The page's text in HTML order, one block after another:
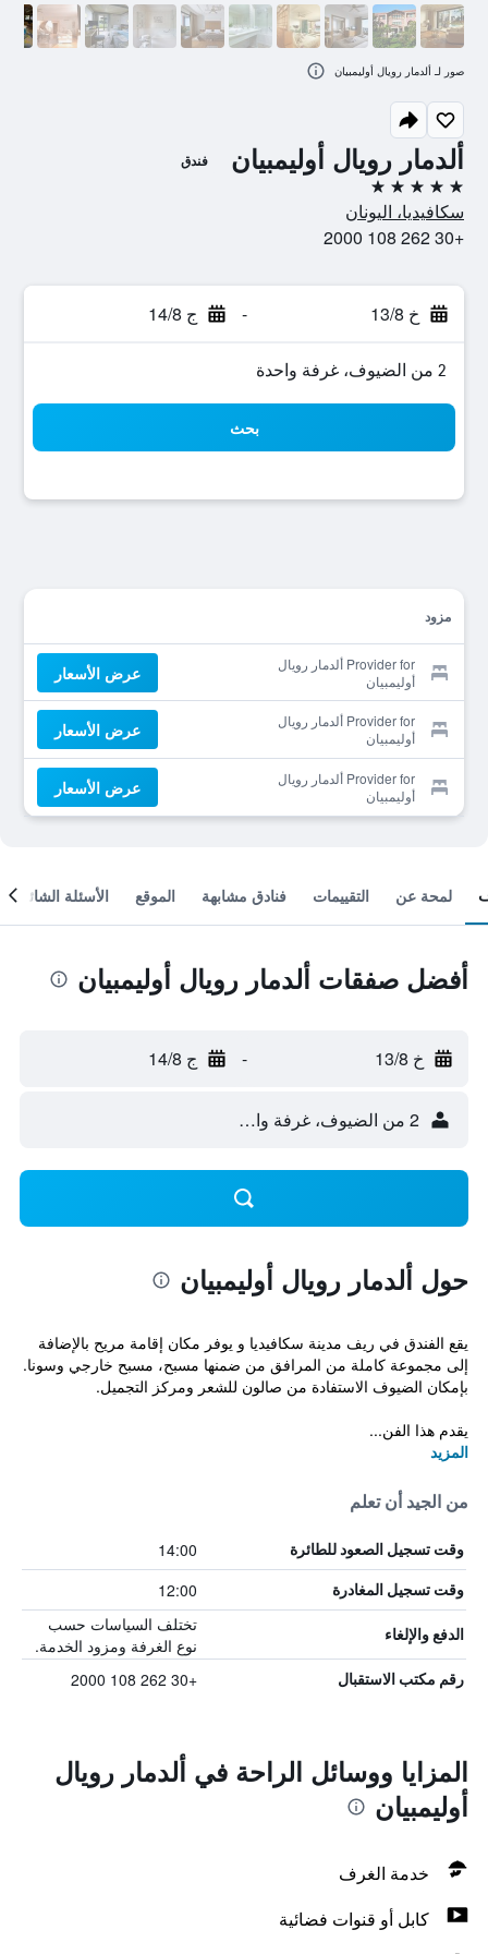
ألدمار رويال أوليمبيان فندق
5 نجوم
سكافيديا، اليونان
+30 262 108 2000
خ 13/8 - ج 14/8
2 من الضيوف، غرفة واحدة
بحث
مزود
Provider for ألدمار رويال
أوليمبيان
عرض الأسعار
Provider for ألدمار رويال
أوليمبيان
عرض الأسعار
Provider for ألدمار رويال
أوليمبيان
عرض الأسعار
صور لـ ألدمار رويال أوليمبيان
لمحة عن التقييمات فنادق مشابهة الموقع الأسئلة الشائعة
أفضل صفقات ألدمار رويال أوليمبيان
خ 13/8 - ج 14/8
2 من الضيوف، غرفة واحدة
حول ألدمار رويال أوليمبيان
يقع الفندق في ريف مدينة سكافيديا و يوفر مكان إقامة مريح بالإضافة
إلى مجموعة كاملة من المرافق من ضمنها مسبح، مسبح خارجي وسونا.
بإمكان الضيوف الاستفادة من صالون للشعر ومركز التجميل.
يقدم هذا الفن...
المزيد
من الجيد أن تعلم
وقت تسجيل الصعود للطائرة 14:00
وقت تسجيل المغادرة 12:00
الدفع والإلغاء
تختلف السياسات حسب
نوع الغرفة ومزود الخدمة.
رقم مكتب الاستقبال +30 262 108 2000
المزايا ووسائل الراحة في ألدمار رويال
أوليمبيان
خدمة الغرف
كابل أو قنوات فضائية